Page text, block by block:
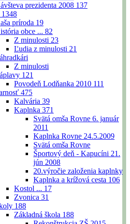
prezidenta 2008 137
1348
príroda 19
obce ... 82
Z minulosti 23
Ľudia z minulosti 21
Z minulosti
121
Povodeň Lodňanka 2010 111
475
Kalvária 39
Kaplnka 371
Svätá omša Rovne 6. január
2011
Kaplnka Rovne 24.5.2009
Svätá omša Rovne
Športový deň - Kapucíni 21.
jún 2008
20.výročie založenia kaplnky
Kaplnka a krížová cesta 106
Kostol ... 17
Zvonica 31
188
Základná škola 188